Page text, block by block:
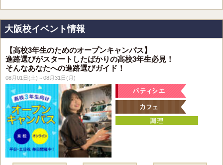
大阪校イベント情報
【高校3年生のためのオープンキャンパス】
進路選びがスタートしたばかりの高校3年生必見！
そんなあなたへの進路選びガイド！
08月01日(土)～08月31日(月)